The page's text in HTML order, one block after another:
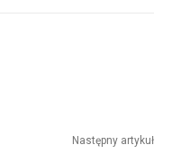
Następny artykuł